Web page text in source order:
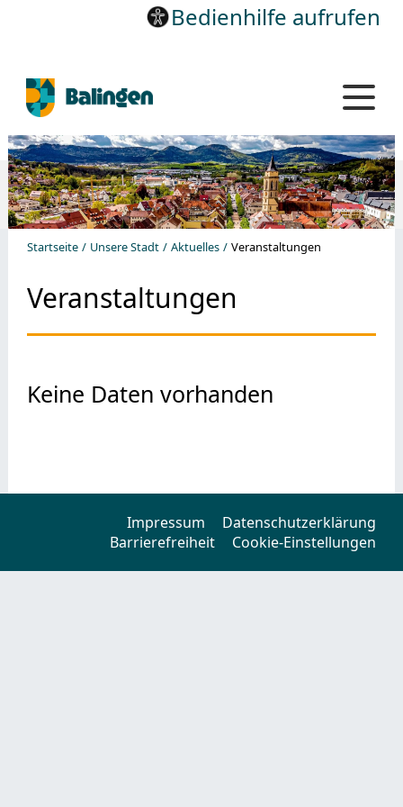
Bedienhilfe aufrufen
Startseite Unsere Stadt Aktuelles Veranstaltungen
Veranstaltungen
Keine Daten vorhanden
Impressum
Datenschutzerklärung
Barrierefreiheit
Cookie-Einstellungen